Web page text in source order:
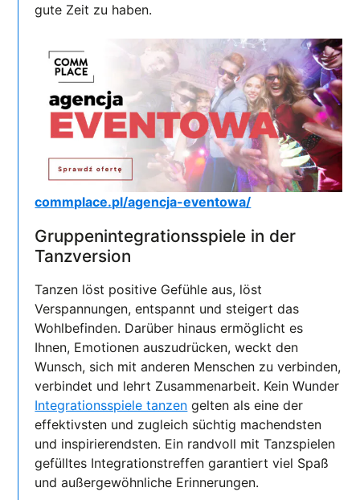
gute Zeit zu haben.
commplace.pl/agencja-eventowa/
Gruppenintegrationsspiele in der
Tanzversion
Tanzen löst positive Gefühle aus, löst
Verspannungen, entspannt und steigert das
Wohlbefinden. Darüber hinaus ermöglicht es
Ihnen, Emotionen auszudrücken, weckt den
Wunsch, sich mit anderen Menschen zu verbinden,
verbindet und lehrt Zusammenarbeit. Kein Wunder
Integrationsspiele tanzen gelten als eine der
effektivsten und zugleich süchtig machendsten
und inspirierendsten. Ein randvoll mit Tanzspielen
gefülltes Integrationstreffen garantiert viel Spaß
und außergewöhnliche Erinnerungen.